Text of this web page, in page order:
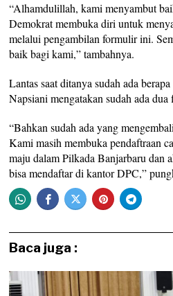
“Alhamdulillah, kami menyambut
Demokrat membuka diri untuk
melalui pengambilan formulir ini.
baik bagi kami,” tambahnya.
Lantas saat ditanya sudah ada
Napsiani mengatakan sudah ada
“Bahkan sudah ada yang
Kami masih membuka pendaftraan
maju dalam Pilkada Banjarbaru dan
bisa mendaftar di kantor DPC,”
Baca juga :